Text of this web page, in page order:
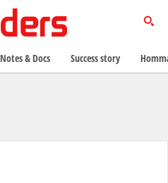
Notes & Docs Success story